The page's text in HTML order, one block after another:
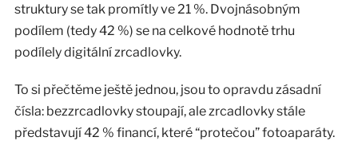
struktury se tak promítly ve 21 %. Dvojnásobným
podílem (tedy 42 %) se na celkové hodnotě trhu
podílely digitální zrcadlovky.
To si přečtěme ještě jednou, jsou to opravdu zásadní
čísla: bezzrcadlovky stoupají, ale zrcadlovky stále
představují 42 % financí, které “protečou” fotoaparáty.